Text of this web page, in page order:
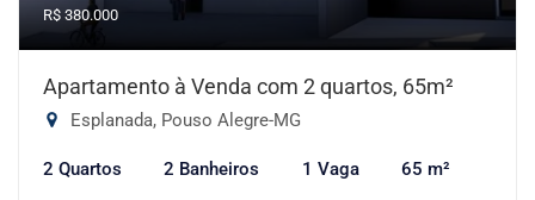
R$ 380.000
Apartamento à Venda com 2 quartos, 65m²
Esplanada, Pouso Alegre-MG
2 Quartos 2 Banheiros 1 Vaga 65 m²